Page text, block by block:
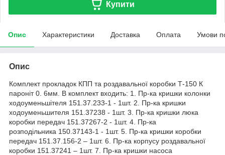
Купити
Опис Характеристики Доставка Оплата Умови
Опис
Комплект прокладок КПП та роздавальної коробки Т-150 К
пароніт 0. 6мм. В комплект входить: 1. Пр-ка кришки колонки
ходоуменьшітеля 151.37.233-1 - 1шт. 2. Пр-ка кришки
ходоуменьшителя 151.37238 - 1шт. 3. Пр-ка кришки люка
коробки передач 151.37267-2 - 1шт. 4. Пр-ка
розподільника 150.37143-1 - 1шт. 5. Пр-ка кришки коробки
передач 151.37.156-2 – 1шт. 6. Пр-ка корпусу роздавальної
коробки 151.37241 – 1шт. 7. Пр-ка кришки насоса